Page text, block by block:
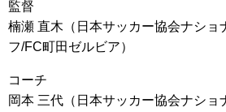
監督
楠瀬 直木（日本サッカー協会ナショ
フ/FC町田ゼルビア）
コーチ
岡本 三代（日本サッカー協会ナショ